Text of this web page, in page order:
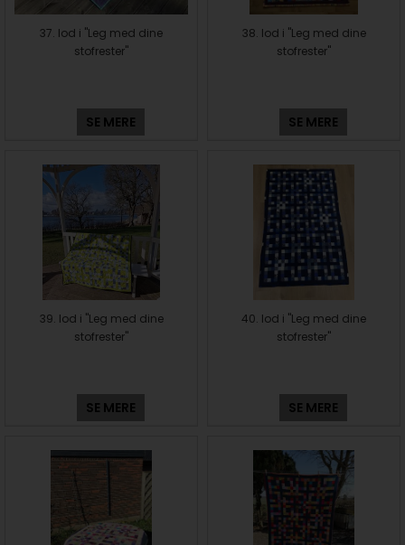
37. lod i "Leg med dine
stofrester"
SE MERE
38. lod i "Leg med dine
stofrester"
SE MERE
39. lod i "Leg med dine
stofrester"
SE MERE
40. lod i "Leg med dine
stofrester"
SE MERE